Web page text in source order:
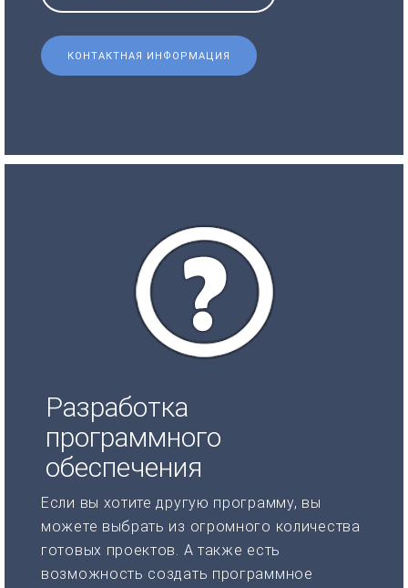
КОНТАКТНАЯ ИНФОРМАЦИЯ
Разработка
программного
обеспечения
Если вы хотите другую программу, вы
можете выбрать из огромного количества
готовых проектов. А также есть
возможность создать программное